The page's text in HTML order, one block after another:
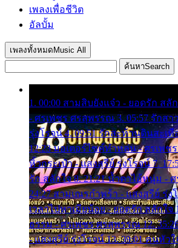
เพลงเพื่อชีวิต
อัลบั้ม
เพลงทั้งหมด Music All
ค้นหาSearch
1. 00:00 สามสิบยังแจ๋ว - ยอดรัก สลั
- ศรเพชร ศรสุพรรณ 3. 05:57 รักสา
รุ่งโรจน์ 4. 09:51 รักสะท้านดินสะเ
12:23 มอเตอร์ไซค์ทำหล่น - ศรเพช
หิ้วกระเป๋า - แสงสุรีย์ รุ่งโรจน์ 7.
รัก สลักใจ 8. 21:21 น้ำตาไอ้หนุ่ม -
24:27 สามเณรกำพร้า - แสงสุรีย์ รุ่ง
เวลาไปหาเมียน้อย - ยอดรัก สลักใจ
ธรรม - ศรเพชร ศรสุพรรณ 12.
- แสงสุรีย์ รุ่งโรจน์ 13. 39:01 คนหัว